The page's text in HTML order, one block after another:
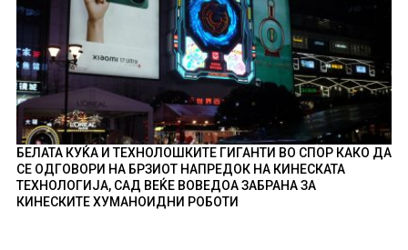
БЕЛАТА КУЌА И ТЕХНОЛОШКИТЕ ГИГАНТИ ВО СПОР КАКО ДА
СЕ ОДГОВОРИ НА БРЗИОТ НАПРЕДОК НА КИНЕСКАТА
ТЕХНОЛОГИЈА, САД ВЕЌЕ ВОВЕДОА ЗАБРАНА ЗА
КИНЕСКИТЕ ХУМАНОИДНИ РОБОТИ